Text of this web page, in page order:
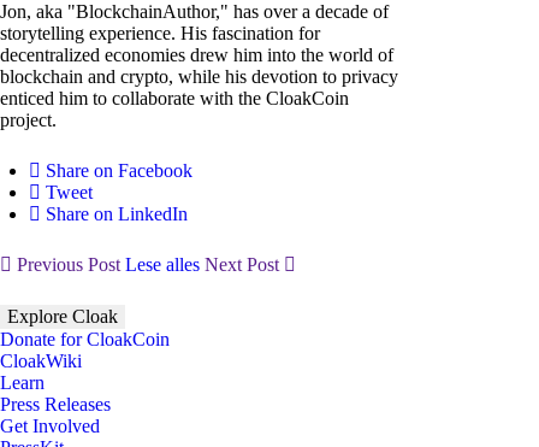
Jon, aka "BlockchainAuthor," has over a decade of
storytelling experience. His fascination for
decentralized economies drew him into the world of
blockchain and crypto, while his devotion to privacy
enticed him to collaborate with the CloakCoin
project.
Share on Facebook
Tweet
Share on LinkedIn
Previous Post Lese alles Next Post
Explore Cloak
Donate for CloakCoin
CloakWiki
Learn
Press Releases
Get Involved